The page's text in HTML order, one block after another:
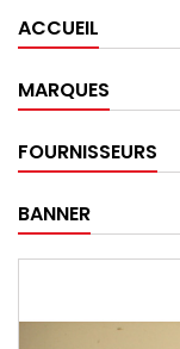
ACCUEIL
MARQUES
FOURNISSEURS
BANNER